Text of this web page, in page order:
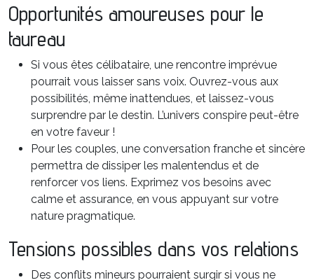
Opportunités amoureuses pour le
taureau
Si vous êtes célibataire, une rencontre imprévue
pourrait vous laisser sans voix. Ouvrez-vous aux
possibilités, même inattendues, et laissez-vous
surprendre par le destin. L’univers conspire peut-être
en votre faveur !
Pour les couples, une conversation franche et sincère
permettra de dissiper les malentendus et de
renforcer vos liens. Exprimez vos besoins avec
calme et assurance, en vous appuyant sur votre
nature pragmatique.
Tensions possibles dans vos relations
Des conflits mineurs pourraient surgir si vous ne